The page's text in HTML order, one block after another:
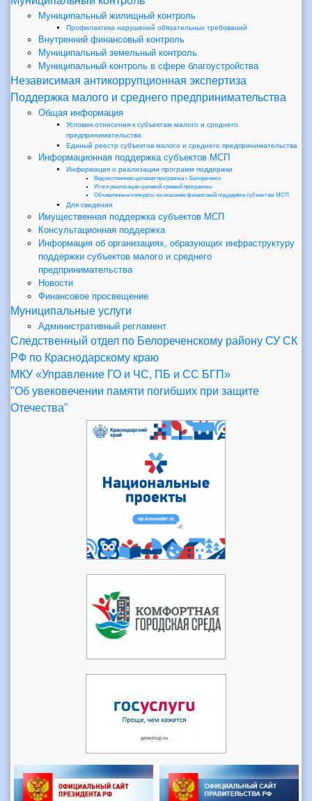
Муниципальный жилищный контроль
Профилактика нарушений обязательных требований
Внутренний финансовый контроль
Муниципальный земельный контроль
Муниципальный контроль в сфере благоустройства
Независимая антикоррупционная экспертиза
Поддержка малого и среднего предпринимательства
Общая информация
Условия отнесения к субъектам малого и среднего
предпринимательства
Единый реестр субъектов малого и среднего предпринимательства
Информационная поддержка субъектов МСП
Информация о реализации программ поддержки
Ведомственная целевая программа г. Белореченск
Итоги реализации целевой краевой программы
Объявленные конкурсы на оказание финансовой поддержки субъектам МСП
Для сведения
Имущественная поддержка субъектов МСП
Консультационная поддержка
Информация об организациях, образующих инфраструктуру
поддержки субъектов малого и среднего
предпринимательства
Новости
Финансовое просвещение
Муниципальные услуги
Административный регламент
Следственный отдел по Белореченскому району СУ СК
РФ по Краснодарскому краю
МКУ «Управление ГО и ЧС, ПБ и СС БГП»
"Об увековечении памяти погибших при защите
Отечества"